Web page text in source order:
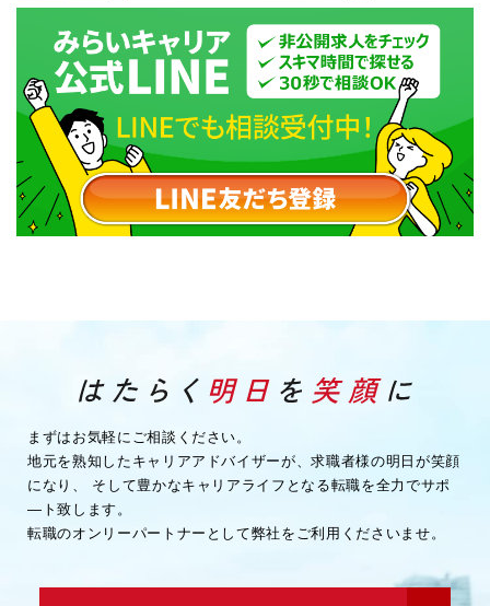
まずはお気軽にご相談ください。
地元を熟知したキャリアアドバイザーが、求職者様の明日が笑顔
になり、
そして豊かなキャリアライフとなる転職を全力でサポ
―ト致します。
転職のオンリーパートナーとして弊社をご利用くださいませ。